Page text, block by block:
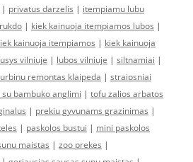
| privatus darzelis | itempiamu lubu
| kiek kainuoja itempiamos lubos |
kainuoja itempiamos | kiek kainuoja
vilniuje | lubos vilniuje | siltnamiai |
remontas klaipeda | straipsniai
bambuko anglimi | tofu zalios arbatos
| prekiu gyvunams grazinimas |
| paskolos bustui | mini paskolos
maistas | zoo prekes |